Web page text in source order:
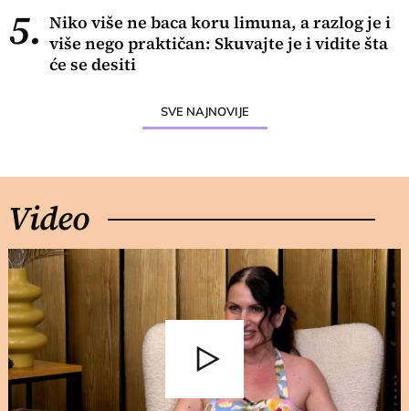
5. Niko više ne baca koru limuna, a razlog je i
više nego praktičan: Skuvajte je i vidite šta
će se desiti
SVE NAJNOVIJE
Video